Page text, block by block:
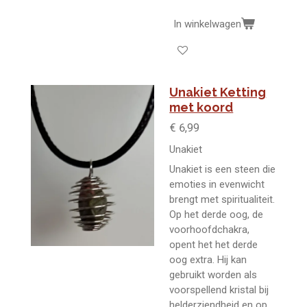
In winkelwagen
Unakiet Ketting
met koord
€ 6,99
Unakiet
Unakiet is een steen die
emoties in evenwicht
brengt met spiritualiteit.
Op het derde oog, de
voorhoofdchakra,
opent het het derde
oog extra. Hij kan
gebruikt worden als
voorspellend kristal bij